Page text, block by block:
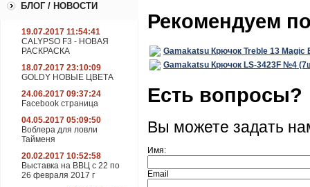
БЛОГ / НОВОСТИ
19.07.2017 11:54:41
CALYPSO F3 - НОВАЯ
РАСКРАСКА
18.07.2017 23:10:09
GOLDY НОВЫЕ ЦВЕТА
24.06.2017 09:37:24
Facebook страница
04.05.2017 05:09:50
Воблера для ловли
Тайменя
20.02.2017 10:52:58
Выставка на ВВЦ с 22 по
26 февраля 2017 г
Рекомендуем
Gamakatsu Крючок Treble 13
Gamakatsu Крючок LS-3423F №4
Есть вопросы?
Вы можете задать
Имя:
Email